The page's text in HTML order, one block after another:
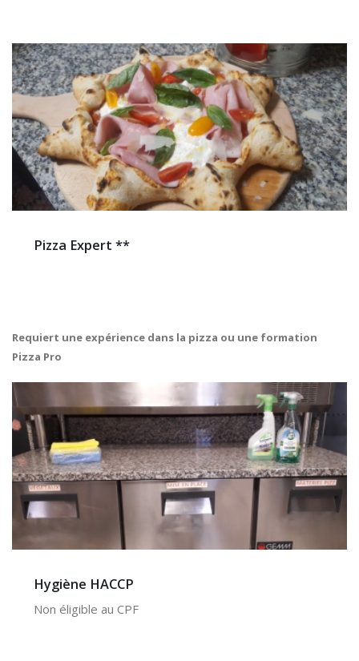
Pizza Expert **
Requiert une expérience dans la pizza ou une formation
Pizza Pro
Hygiène HACCP
Non éligible au CPF